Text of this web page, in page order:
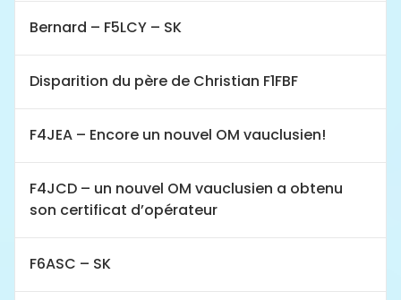
Bernard – F5LCY – SK
Disparition du père de Christian F1FBF
F4JEA – Encore un nouvel OM vauclusien!
F4JCD – un nouvel OM vauclusien a obtenu
son certificat d’opérateur
F6ASC – SK